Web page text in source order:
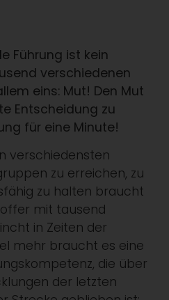
Führung ist kein
verschiedenen
eins: Mut! Den Mut
Entscheidung zu
für eine Minute!
verschiedensten
zu erreichen, zu
zu halten braucht
mit tausend
in Zeiten der
mehr braucht es eine
die über
der letzten